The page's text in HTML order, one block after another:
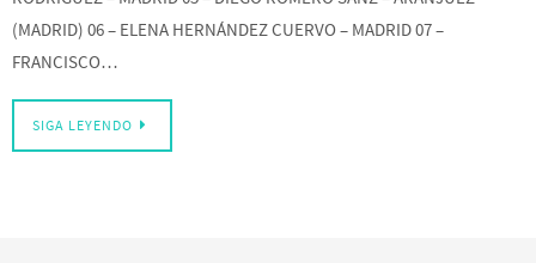
(MADRID) 06 – ELENA HERNÁNDEZ CUERVO – MADRID 07 –
FRANCISCO…
SIGA LEYENDO